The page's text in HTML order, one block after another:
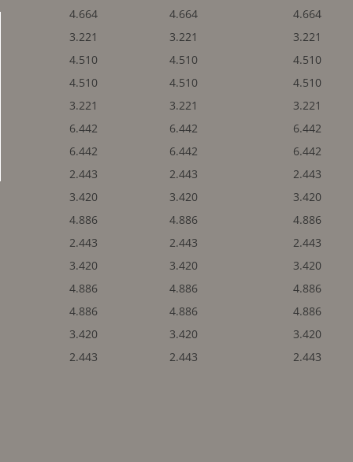
4.664 4.664
4.664
3.221 3.221
3.221
4.510 4.510
4.510
4.510 4.510
4.510
3.221 3.221
3.221
6.442 6.442
6.442
6.442 6.442
6.442
2.443 2.443
2.443
3.420 3.420
3.420
4.886 4.886
4.886
2.443 2.443
2.443
3.420 3.420
3.420
4.886 4.886
4.886
4.886 4.886
4.886
3.420 3.420
3.420
2.443 2.443 2.443